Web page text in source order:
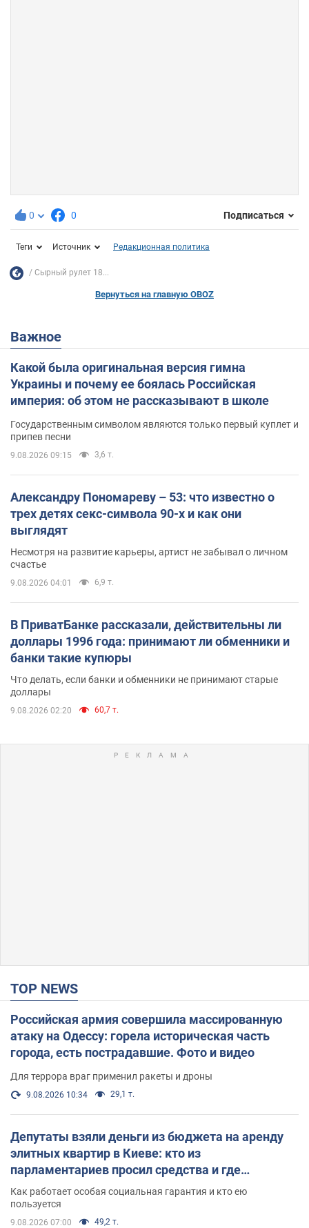
0 0 Подписаться
Теги Источник Редакционная политика
Сырный рулет 18...
Вернуться на главную OBOZ
Важное
Какой была оригинальная версия гимна
Украины и почему ее боялась Российская
империя: об этом не рассказывают в школе
Государственным символом являются только первый куплет и
припев песни
9.08.2026 09:15 3,6 т.
Александру Пономареву – 53: что известно о
трех детях секс-символа 90-х и как они
выглядят
Несмотря на развитие карьеры, артист не забывал о личном
счастье
9.08.2026 04:01 6,9 т.
В ПриватБанке рассказали, действительны ли
доллары 1996 года: принимают ли обменники и
банки такие купюры
Что делать, если банки и обменники не принимают старые
доллары
9.08.2026 02:20 60,7 т.
TOP NEWS
Российская армия совершила массированную
атаку на Одессу: горела историческая часть
города, есть пострадавшие. Фото и видео
Для террора враг применил ракеты и дроны
9.08.2026 10:34 29,1 т.
Депутаты взяли деньги из бюджета на аренду
элитных квартир в Киеве: кто из
парламентариев просил средства и где
поселился
Как работает особая социальная гарантия и кто ею
пользуется
9.08.2026 07:00 49,2 т.